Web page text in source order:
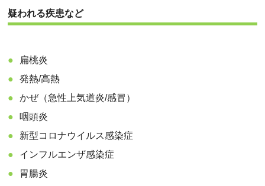
疑われる疾患など
扁桃炎
発熱/高熱
かぜ（急性上気道炎/感冒）
咽頭炎
新型コロナウイルス感染症
インフルエンザ感染症
胃腸炎